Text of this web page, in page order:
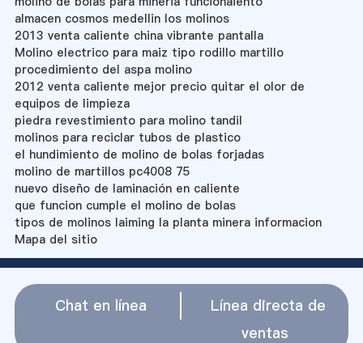
almacen cosmos medellin los molinos
2013 venta caliente china vibrante pantalla
Molino electrico para maiz tipo rodillo martillo
procedimiento del aspa molino
2012 venta caliente mejor precio quitar el olor de
equipos de limpieza
piedra revestimiento para molino tandil
molinos para reciclar tubos de plastico
el hundimiento de molino de bolas forjadas
molino de martillos pc4008 75
nuevo diseño de laminación en caliente
que funcion cumple el molino de bolas
tipos de molinos laiming la planta minera informacion
Mapa del sitio
Chat en línea
Línea directa de
ventas